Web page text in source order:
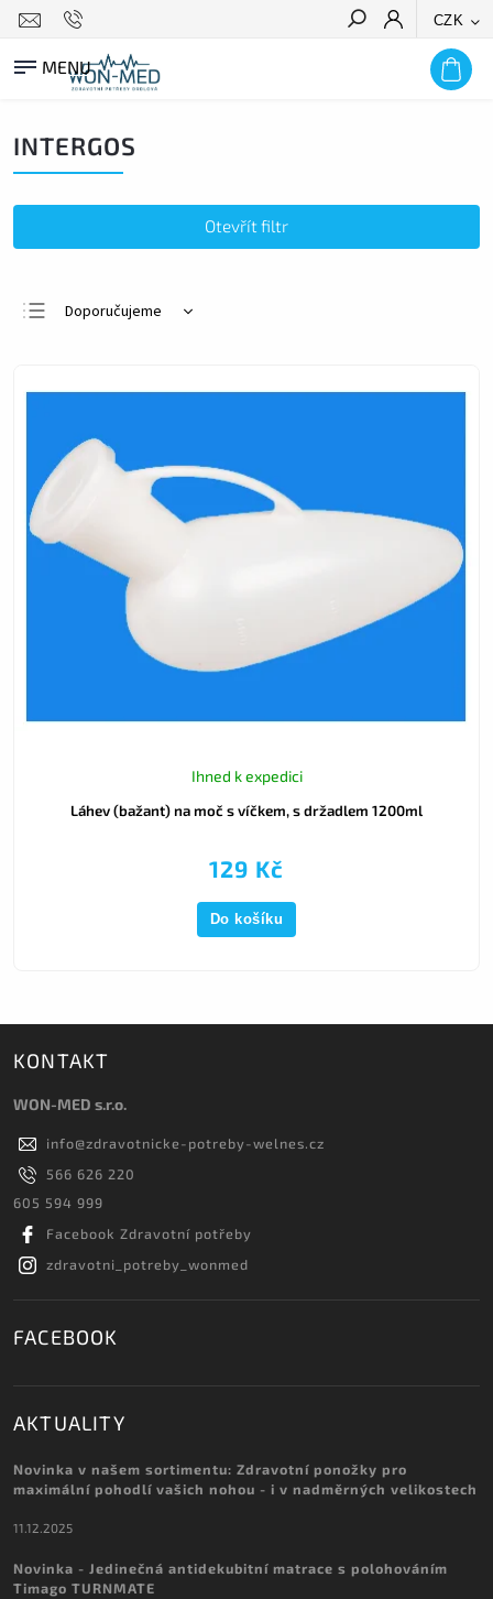
CZK
HLEDAT
INTERGOS
Otevřít filtr
Doporučujeme
Abecedně
Láhev (bažant) na moč s víčkem, s držadlem 1200ml
Ihned k expedici
129 Kč
Do košíku
KONTAKT
WON-MED s.r.o.
info@zdravotnicke-potreby-welnes.cz
566 626 220
605 594 999
Facebook Zdravotní potřeby
zdravotni_potreby_wonmed
FACEBOOK
AKTUALITY
Novinka v našem sortimentu: Zdravotní ponožky pro
maximální pohodlí vašich nohou - i v nadměrných velikostech
11.12.2025
Novinka - Jedinečná antidekubitní matrace s polohováním
Timago TURNMATE